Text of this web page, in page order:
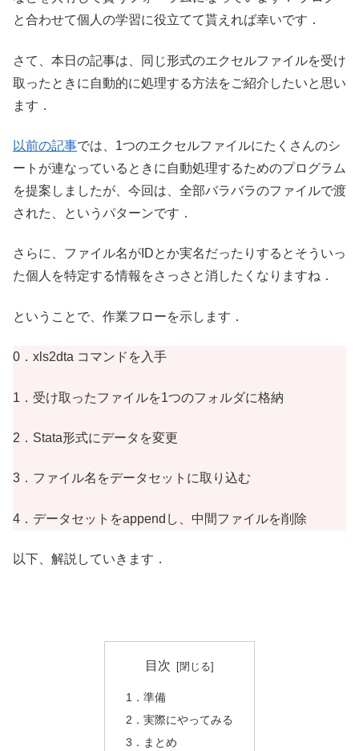
と合わせて個人の学習に役立てて貰えれば幸いです．
さて、本日の記事は、同じ形式のエクセルファイルを受け
取ったときに自動的に処理する方法をご紹介したいと思い
ます．
以前の記事では、1つのエクセルファイルにたくさんのシ
ートが連なっているときに自動処理するためのプログラム
を提案しましたが、今回は、全部バラバラのファイルで渡
された、というパターンです．
さらに、ファイル名がIDとか実名だったりするとそういっ
た個人を特定する情報をさっさと消したくなりますね．
ということで、作業フローを示します．
0．xls2dta コマンドを入手
1．受け取ったファイルを1つのフォルダに格納
2．Stata形式にデータを変更
3．ファイル名をデータセットに取り込む
4．データセットをappendし、中間ファイルを削除
以下、解説していきます．
目次
1．準備
2．実際にやってみる
3．まとめ